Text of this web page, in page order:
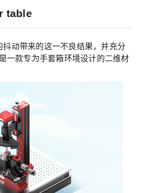
table
动带来的这一不良结果，并充分
一款专为手套箱环境设计的二维材